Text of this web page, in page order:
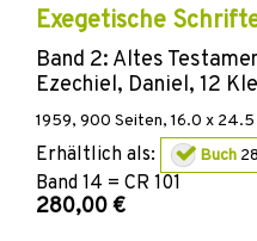
Exegetische
Band 2: Altes
Ezechiel, Daniel, 12
1959, 900 Seiten, 16.0 x 24.5
Erhältlich als: Buch
Band 14 = CR 101
280,00 €